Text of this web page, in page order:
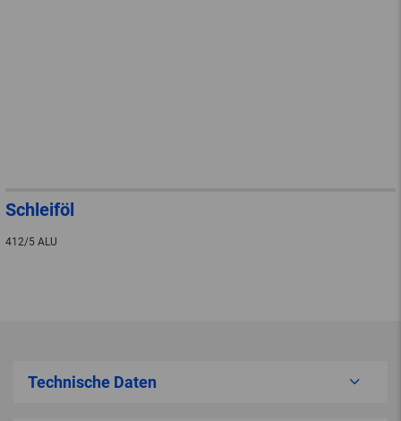
Schleiföl
412/5 ALU
Technische Daten